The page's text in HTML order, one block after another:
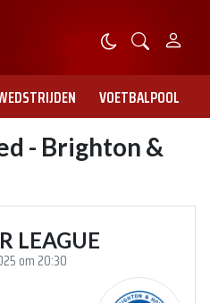
VOETBALPOOL
- Brighton &
LEAGUE
om 20:30